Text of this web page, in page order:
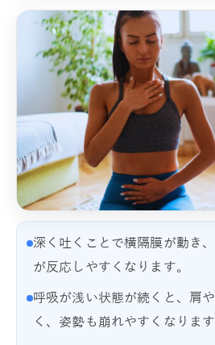
深く吐くことで横隔膜が動き
が反応しやすくなります。
呼吸が浅い状態が続くと、肩
く、姿勢も崩れやすくなります